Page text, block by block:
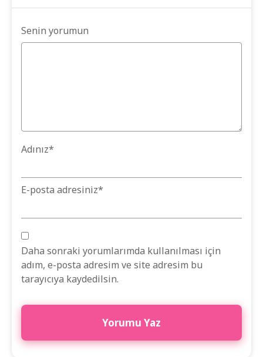
Senin yorumun
Adınız*
E-posta adresiniz*
Daha sonraki yorumlarımda kullanılması için
adım, e-posta adresim ve site adresim bu
tarayıcıya kaydedilsin.